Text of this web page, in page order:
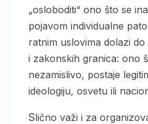
„osloboditi“ ono što se
pojavom individualne
ratnim uslovima dolazi
i zakonskih granica: ono
nezamislivo, postaje
ideologiju, osvetu ili
Slično važi i za organizovani kriminal, gde se